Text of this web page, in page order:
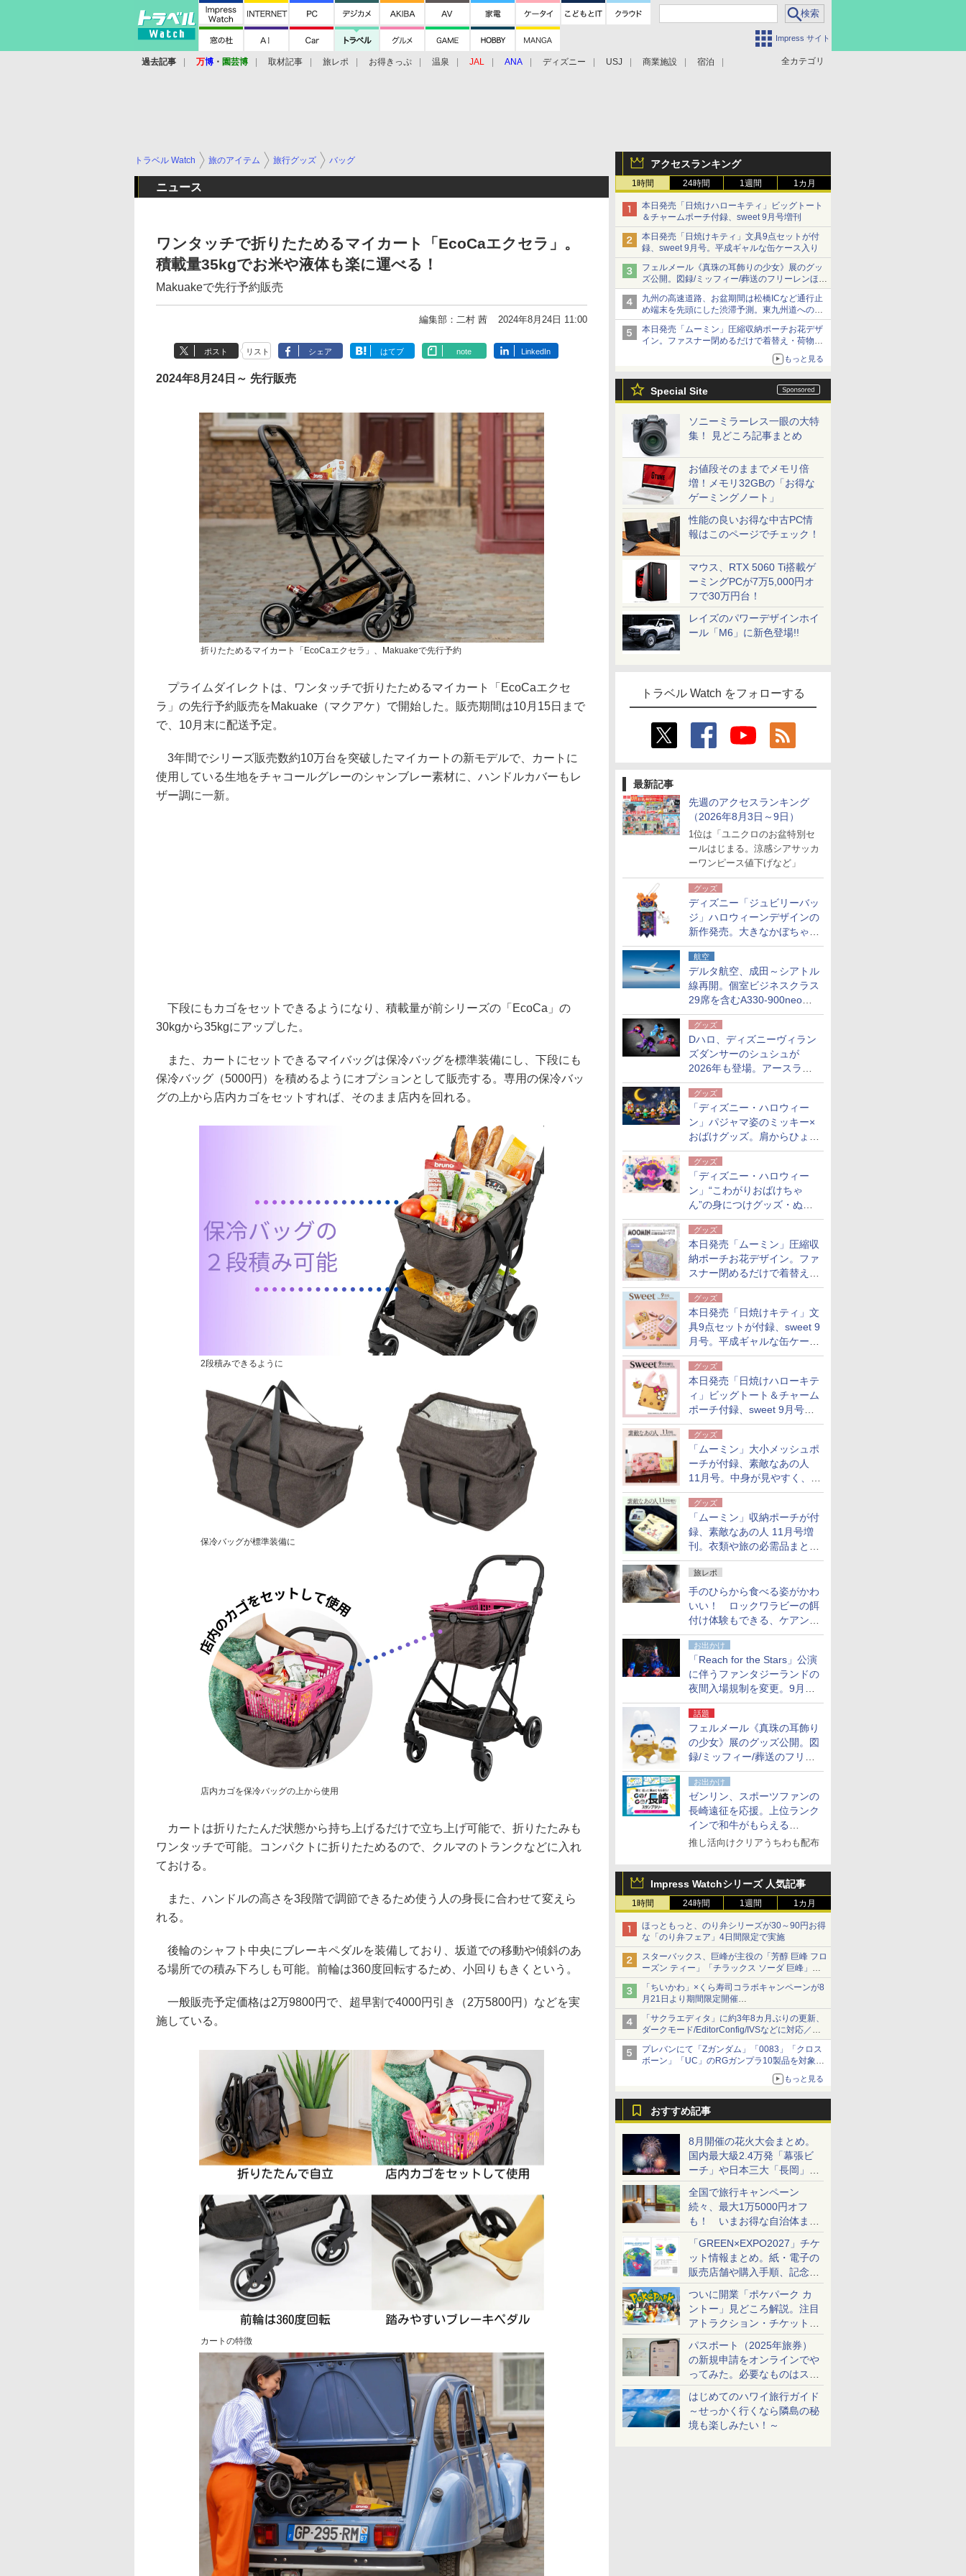
Impress サイト
全カテゴリ
過去記事 万博 ・ 園芸博 取材記事 旅レポ お得きっぷ 温泉 JAL ANA ディズニー USJ 商業施設 宿泊
アクセスランキング
1時間 24時間 1週間 1カ月
本日発売「日焼けハローキティ」ビッグトート
＆チャームポーチ付録、sweet 9月号増刊
本日発売「日焼けキティ」文具9点セットが付
録、sweet 9月号。平成ギャルな缶ケース入り
フェルメール《真珠の耳飾りの少女》展のグッ
ズ公開。図録/ミッフィー/葬送のフリーレンほ
か、注目ブランドコラボが実現
九州の高速道路、お盆期間は松橋ICなど通行止
め端末を先頭にした渋滞予測。東九州道への迂
回は料金調整を実施
本日発売「ムーミン」圧縮収納ポーチお花デザ
イン。ファスナー閉めるだけで着替え・荷物が
もっと見る
Special Site
ソニーミラーレス一眼の大特
集！ 見どころ記事まとめ
お値段そのままでメモリ倍
増！メモリ32GBの「お得な
ゲーミングノート」
性能の良いお得な中古PC情
報はこのページでチェック！
マウス、RTX 5060 Ti搭載ゲ
ーミングPCが7万5,000円オ
フで30万円台！
レイズのパワーデザインホイ
ール「M6」に新色登場!!
トラベル Watch をフォローする
最新記事
先週のアクセスランキング
（2026年8月3日～9日）
1位は「ユニクロのお盆特別セ
ールはじまる。涼感シアサッカ
ーワンピース値下げなど」
グッズ
ディズニー「ジュビリーバッ
ジ」ハロウィーンデザインの
新作発売。大きなかぼちゃと
パジャマミッキーをデザイン
航空
デルタ航空、成田～シアトル
線再開。個室ビジネスクラス
29席を含むA330-900neoで
運航
グッズ
Dハロ、ディズニーヴィラン
ズダンサーのシュシュが
2026年も登場。アースラや
ドクター・ファシリエほか全
4種
グッズ
「ディズニー・ハロウィー
ン」パジャマ姿のミッキー×
おばけグッズ。肩からひょっ
こりぬいぐるみバッジ、蓄光
チャームほか
グッズ
「ディズニー・ハロウィー
ン」“こわがりおばけちゃ
ん”の身につけグッズ・ぬい
ぐるみチャームほか、新作グ
ッズが公開
グッズ
本日発売「ムーミン」圧縮収
納ポーチお花デザイン。ファ
スナー閉めるだけで着替え・
荷物がスリムに
グッズ
本日発売「日焼けキティ」文
具9点セットが付録、sweet 9
月号。平成ギャルな缶ケース
入り
グッズ
本日発売「日焼けハローキテ
ィ」ビッグトート＆チャーム
ポーチ付録、sweet 9月号増
刊
グッズ
「ムーミン」大小メッシュポ
ーチが付録、素敵なあの人
11月号。中身が見やすく、温
泉スパにも使える
グッズ
「ムーミン」収納ポーチが付
録、素敵なあの人 11月号増
刊。衣類や旅の必需品まとま
る大小2個セット
旅レポ
手のひらから食べる姿がかわ
いい！ ロックワラビーの餌
付け体験もできる、ケアンズ
でアサートン高原の日本語ガ
イド付きツアーに参加してみ
た
お出かけ
「Reach for the Stars」公演
に伴うファンタジーランドの
夜間入場規制を変更。9月か
ら18時50分～20時ごろに
話題
フェルメール《真珠の耳飾り
の少女》展のグッズ公開。図
録/ミッフィー/葬送のフリー
レンほか、注目ブランドコラ
ボが実現
お出かけ
ゼンリン、スポーツファンの
長崎遠征を応援。上位ランク
インで和牛がもらえる
「GO！GO！長崎スタンプラ
推し活向けクリアうちわも配布
Impress Watchシリーズ 人気記事
1時間 24時間 1週間 1カ月
ほっともっと、のり弁シリーズが30～90円お得
な「のり弁フェア」4日間限定で実施
スターバックス、巨峰が主役の「芳醇 巨峰 フロ
ーズン ティー」「チラックス ソーダ 巨峰」発
売
「ちいかわ」×くら寿司コラボキャンペーンが8
月21日より期間限定開催
オリジナルの湯呑みや寿司皿が景品に登場！
「サクラエディタ」に約3年8カ月ぶりの更新、
ダークモード/EditorConfig/IVSなどに対応／複
数の脆弱性に対処したセキュリティアップデー
ト
プレバンにて「Zガンダム」「0083」「クロス
ボーン」「UC」のRGガンプラ10製品を対象に
した抽選販売が8月10日11時より実施！
もっと見る
おすすめ記事
8月開催の花火大会まとめ。
国内最大級2.4万発「幕張ビ
ーチ」や日本三大「長岡」な
ど大型イベント目白押し！
全国で旅行キャンペーン
続々、最大1万5000円オフ
も！ いまお得な自治体まと
め
「GREEN×EXPO2027」チケ
ット情報まとめ。紙・電子の
販売店舗や購入手順、記念チ
ケットも解説
ついに開業「ポケパーク カ
ントー」見どころ解説。注目
アトラクション・チケット手
配・来場前に必要な準備は？
パスポート（2025年旅券）
の新規申請をオンラインでや
ってみた。必要なものはスマ
ホとマイナカードのみ
はじめてのハワイ旅行ガイド
～せっかく行くなら隣島の秘
境も楽しみたい！～
トラベル Watch 旅のアイテム 旅行グッズ バッグ
ニュース
ワンタッチで折りたためるマイカート「EcoCaエクセラ」。
積載量35kgでお米や液体も楽に運べる！
Makuakeで先行予約販売
編集部：二村 茜 2024年8月24日 11:00
ポスト リスト シェア はてブ note LinkedIn
2024年8月24日～ 先行販売
折りたためるマイカート「EcoCaエクセラ」、Makuakeで先行予約
プライムダイレクトは、ワンタッチで折りたためるマイカート「EcoCaエクセ
ラ」の先行予約販売をMakuake（マクアケ）で開始した。販売期間は10月15日まで
で、10月末に配送予定。
3年間でシリーズ販売数約10万台を突破したマイカートの新モデルで、カートに
使用している生地をチャコールグレーのシャンブレー素材に、ハンドルカバーもレ
ザー調に一新。
下段にもカゴをセットできるようになり、積載量が前シリーズの「EcoCa」の
30kgから35kgにアップした。
また、カートにセットできるマイバッグは保冷バッグを標準装備にし、下段にも
保冷バッグ（5000円）を積めるようにオプションとして販売する。専用の保冷バッ
グの上から店内カゴをセットすれば、そのまま店内を回れる。
2段積みできるように
保冷バッグが標準装備に
店内カゴを保冷バッグの上から使用
カートは折りたたんだ状態から持ち上げるだけで立ち上げ可能で、折りたたみも
ワンタッチで可能。コンパクトに折りたためるので、クルマのトランクなどに入れ
ておける。
また、ハンドルの高さを3段階で調節できるため使う人の身長に合わせて変えら
れる。
後輪のシャフト中央にブレーキペダルを装備しており、坂道での移動や傾斜のあ
る場所での積み下ろしも可能。前輪は360度回転するため、小回りもきくという。
一般販売予定価格は2万9800円で、超早割で4000円引き（2万5800円）などを実
施している。
カートの特徴